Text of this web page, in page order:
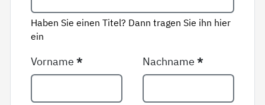
Haben Sie einen Titel? Dann tragen Sie ihn hier
ein
Vorname* Nachname*